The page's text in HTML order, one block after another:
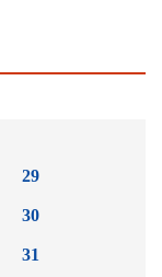
29
30
31